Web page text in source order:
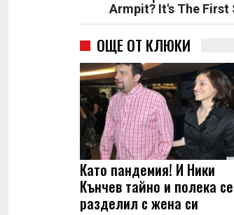
Armpit? It's The First
ОЩЕ ОТ КЛЮКИ
Като пандемия! И Ники
Кънчев тайно и полека
разделил с жена си